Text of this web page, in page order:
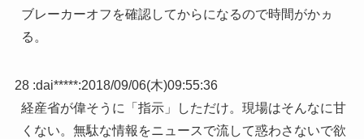
ブレーカーオフを確認してからになるので時間がかヵ
る。
28 :dai*****:2018/09/06(木)09:55:36
経産省が偉そうに「指示」しただけ。現場はそんなに甘
くない。無駄な情報をニュースで流して惑わさないで欲